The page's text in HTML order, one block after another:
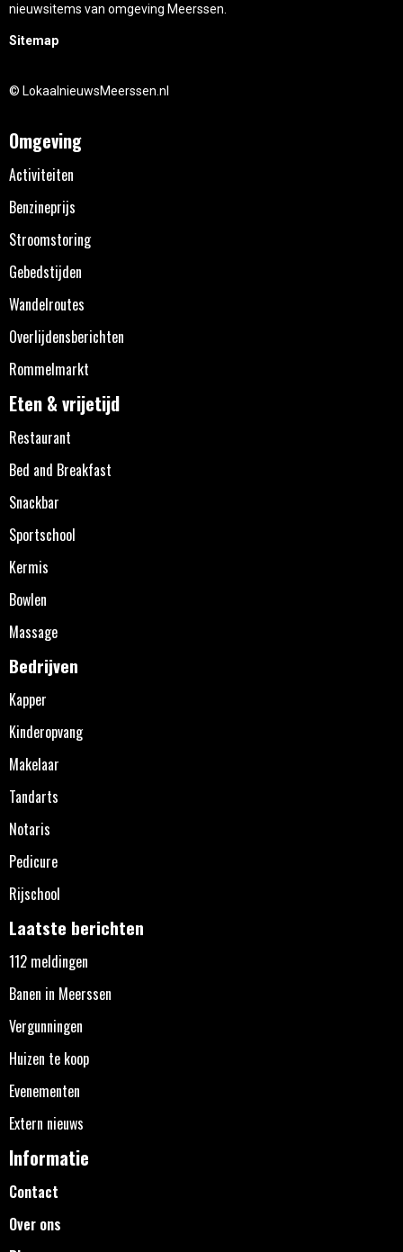
nieuwsitems van omgeving Meerssen.
Sitemap
© LokaalnieuwsMeerssen.nl
Omgeving
Activiteiten
Benzineprijs
Stroomstoring
Gebedstijden
Wandelroutes
Overlijdensberichten
Rommelmarkt
Eten & vrijetijd
Restaurant
Bed and Breakfast
Snackbar
Sportschool
Kermis
Bowlen
Massage
Bedrijven
Kapper
Kinderopvang
Makelaar
Tandarts
Notaris
Pedicure
Rijschool
Laatste berichten
112 meldingen
Banen in Meerssen
Vergunningen
Huizen te koop
Evenementen
Extern nieuws
Informatie
Contact
Over ons